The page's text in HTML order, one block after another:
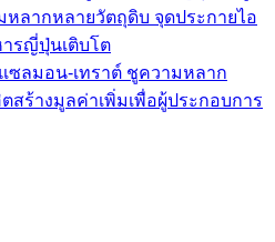
ลากหลายวัตถุดิบ จุดประกายไอ
ารญี่ปุ่นเติบโต
ซลมอน-เทราต์ ชูความหลาก
สร้างมูลค่าเพิ่มเพื่อผู้ประกอบการ